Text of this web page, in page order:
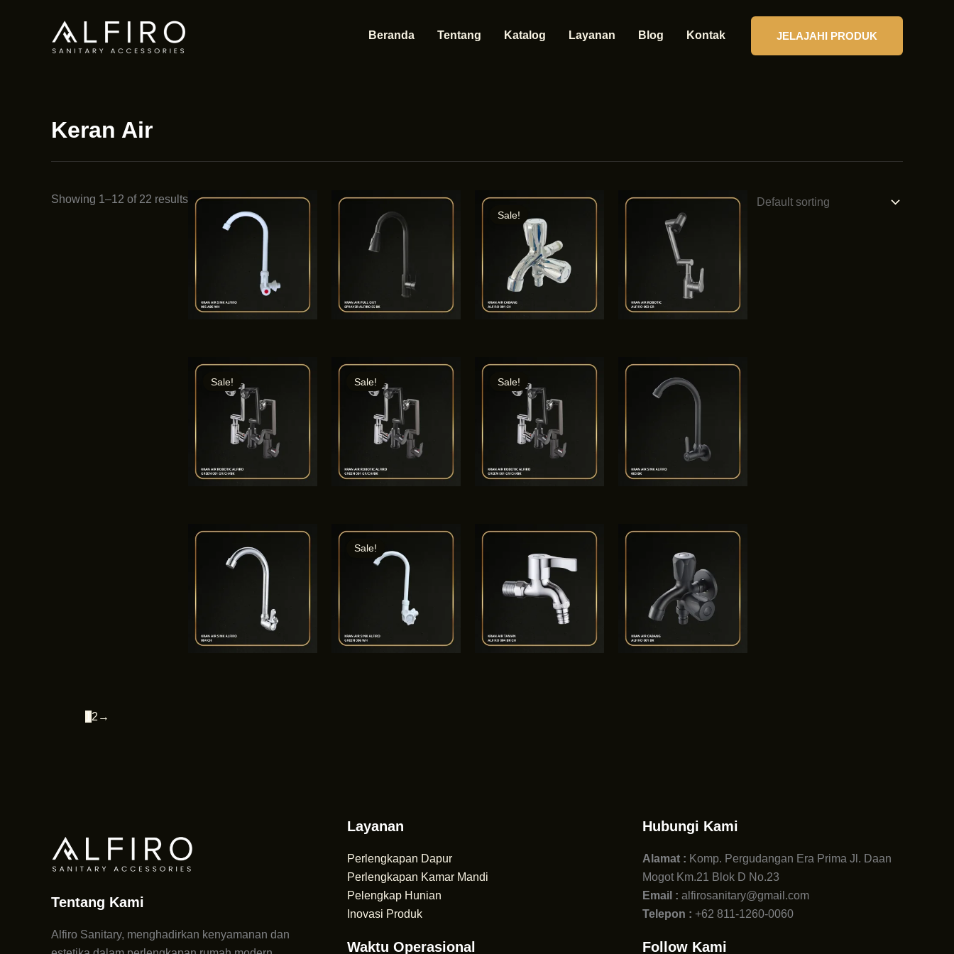
Beranda Tentang Katalog Layanan Blog Kontak JELAJAHI PRODUK
Keran Air
Showing 1–12 of 22 results
Sale!
Sale! Sale! Sale!
Sale!
2 →
Tentang Kami
Alfiro Sanitary, menghadirkan kenyamanan dan
Layanan
Perlengkapan Dapur
Perlengkapan Kamar Mandi
Pelengkap Hunian
Inovasi Produk
Waktu Operasional
Hubungi Kami
Alamat : Komp. Pergudangan Era Prima Jl. Daan
Mogot Km.21 Blok D No.23
Email : alfirosanitary@gmail.com
Telepon : +62 811-1260-0060
Follow Kami